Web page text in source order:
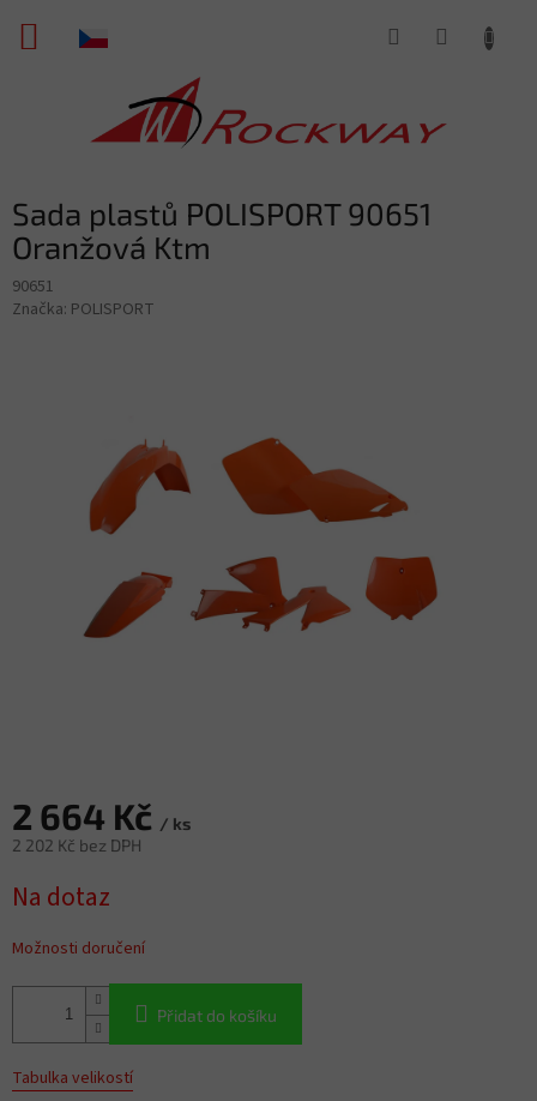
obsah
NÁKUPNÍ
Sada plastů POLISPORT 90651
Oranžová Ktm
90651
Značka: POLISPORT
2 664 Kč / ks
2 202 Kč bez DPH
cena:
Na dotaz
Možnosti doručení
Přidat do košíku
Tabulka velikostí